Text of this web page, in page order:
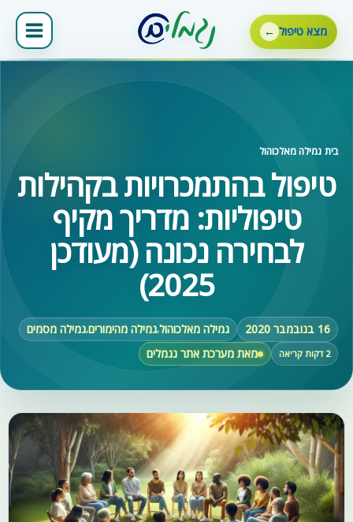
לתוכןמצא טיפול
בית‹גמילה מאלכוהול
טיפול בהתמכרויות בקהילות
טיפוליות: מדריך מקיף
לבחירה נכונה (מעודכן
2025)
16 בנובמבר 2020 גמילה מאלכוהול,גמילה מהימורים,גמילה מסמים
2 דקות קריאה מאת מערכת אתר נגמלים